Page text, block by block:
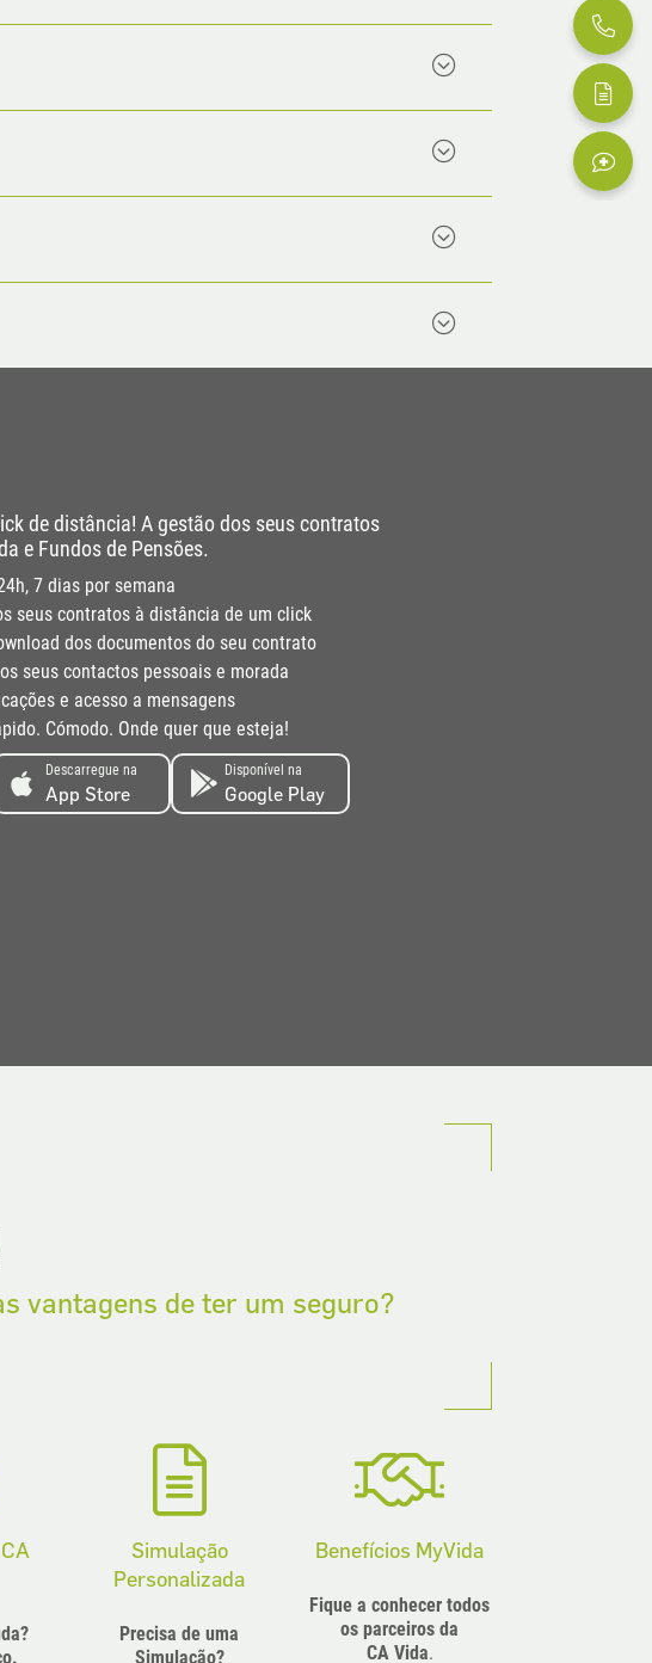
de distância! A gestão dos seus contratos
e Fundos de Pensões.
7 dias por semana
seus contratos à distância de um click
dos documentos do seu contrato
seus contactos pessoais e morada
e acesso a mensagens
Cómodo. Onde quer que esteja!
Descarregue na
App Store
Disponível na
Google Play
vantagens de ter um seguro?
Simulação
Personalizada
Precisa de uma
Simulação?
Benefícios MyVida
Fique a conhecer todos
os parceiros da
CA Vida.